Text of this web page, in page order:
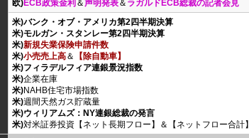
欧)ECB政策金利 ＆声明発表＆ ラガルドECB総裁の記者会見
米)バンク・オブ・アメリカ第2四半期決算
米)モルガン・スタンレー第2四半期決算
米)新規失業保険申請件数
米)小売売上高＆
【除自動車】
米)フィラデルフィア連銀景況指数
米)企業在庫
米)NAHB住宅市場指数
米)週間天然ガス貯蔵量
米)ウィリアムズ：NY連銀総裁の発言
米)対米証券投資【ネット長期フロー】＆【ネットフロー合計】